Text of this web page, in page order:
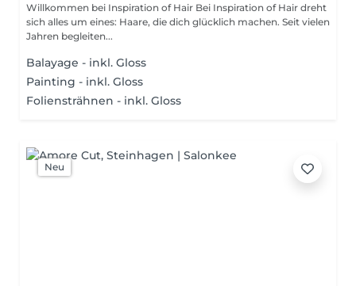
Willkommen bei Inspiration of Hair Bei Inspiration of Hair dreht
sich alles um eines: Haare, die dich glücklich machen. Seit vielen
Jahren begleiten...
Balayage - inkl. Gloss
Painting - inkl. Gloss
Foliensträhnen - inkl. Gloss
Neu